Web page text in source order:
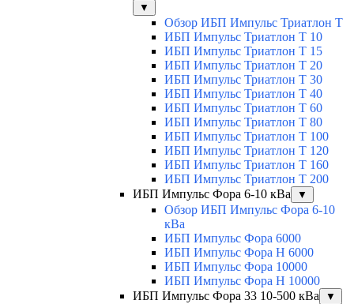
▼
Обзор ИБП Импульс Триатлон Т
ИБП Импульс Триатлон Т 10
ИБП Импульс Триатлон Т 15
ИБП Импульс Триатлон Т 20
ИБП Импульс Триатлон Т 30
ИБП Импульс Триатлон Т 40
ИБП Импульс Триатлон Т 60
ИБП Импульс Триатлон Т 80
ИБП Импульс Триатлон Т 100
ИБП Импульс Триатлон Т 120
ИБП Импульс Триатлон Т 160
ИБП Импульс Триатлон Т 200
ИБП Импульс Фора 6-10 кВа
▼
Обзор ИБП Импульс Фора 6-10
кВа
ИБП Импульс Фора 6000
ИБП Импульс Фора H 6000
ИБП Импульс Фора 10000
ИБП Импульс Фора H 10000
ИБП Импульс Фора 33 10-500 кВа
▼